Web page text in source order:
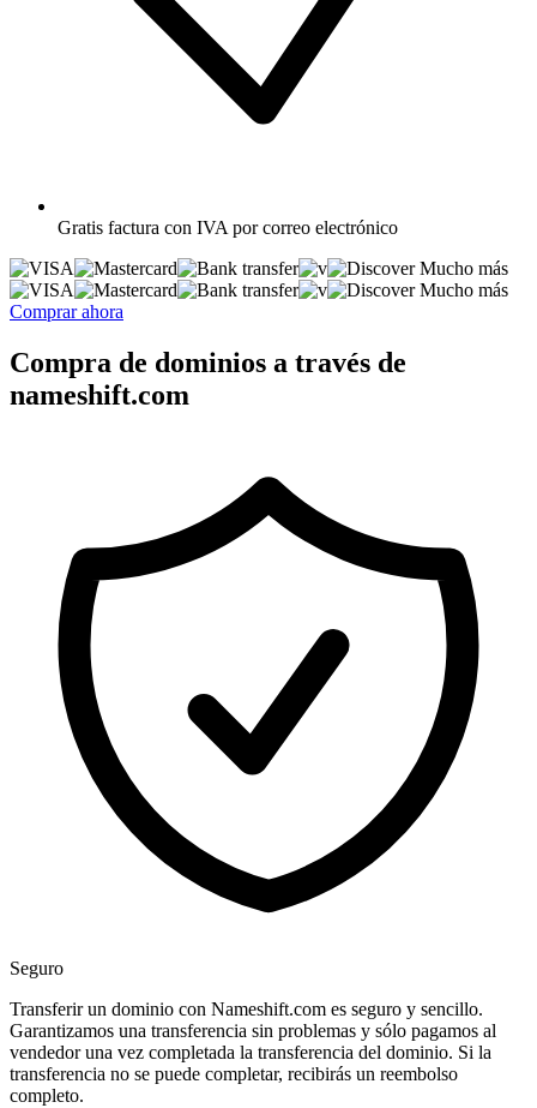
Gratis factura con IVA por correo electrónico
Mucho más
Mucho más
Comprar ahora
Compra de dominios a través de
nameshift.com
Seguro
Transferir un dominio con Nameshift.com es seguro y sencillo.
Garantizamos una transferencia sin problemas y sólo pagamos al
vendedor una vez completada la transferencia del dominio. Si la
transferencia no se puede completar, recibirás un reembolso
completo.